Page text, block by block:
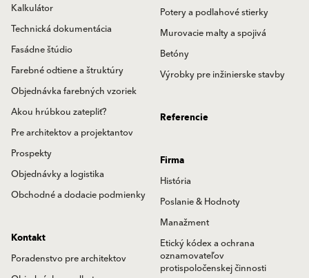
Potery a podlahové stierky
Murovacie malty a spojivá
Betóny
Výrobky pre inžinierske stavby
Kalkulátor
Technická dokumentácia
Fasádne štúdio
Farebné odtiene a štruktúry
Objednávka farebných vzoriek
Akou hrúbkou zatepliť?
Pre architektov a projektantov
Prospekty
Objednávky a logistika
Obchodné a dodacie podmienky
Referencie
Firma
História
Poslanie & Hodnoty
Manažment
Etický kódex a ochrana
oznamovateľov
protispoločenskej činnosti
Kontakt
Poradenstvo pre architektov